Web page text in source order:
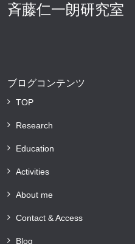
斉藤仁一朗研究室
ブログコンテンツ
TOP
Research
Education
Activities
About me
Contact & Access
Blog